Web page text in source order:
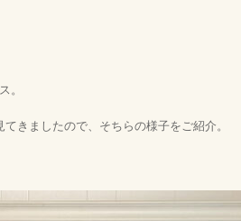
。
きましたので、そちらの様子をご紹介。